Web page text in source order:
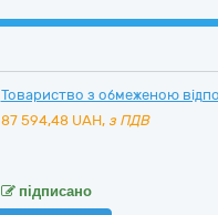
Товариство з обмеженою
87 594,48 UAH, з ПДВ
підписано